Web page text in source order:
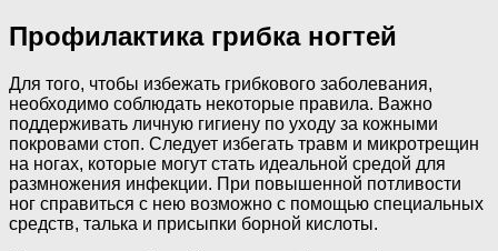
Профилактика грибка ногтей
Для того, чтобы избежать грибкового заболевания,
необходимо соблюдать некоторые правила. Важно
поддерживать личную гигиену по уходу за кожными
покровами стоп. Следует избегать травм и микротрещин
на ногах, которые могут стать идеальной средой для
размножения инфекции. При повышенной потливости
ног справиться с нею возможно с помощью специальных
средств, талька и присыпки борной кислоты.